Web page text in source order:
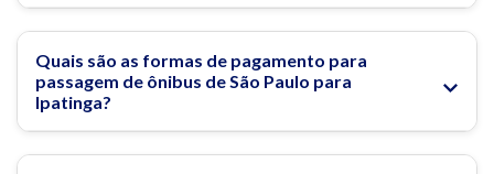
exposições de arte, teatro e eventos diversos que fomentam
a produção cultural local.
Rodoviária de Ipatinga
Quais são as formas de pagamento para
passagem de ônibus de São Paulo para
Ipatinga?